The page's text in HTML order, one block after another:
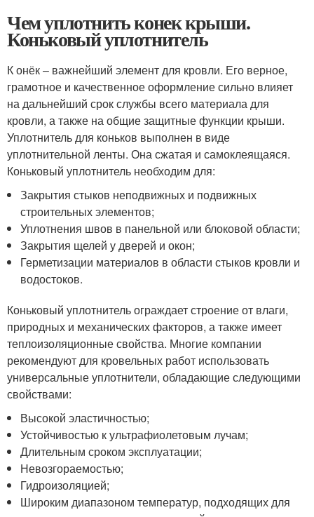
Чем уплотнить конек крыши.
Коньковый уплотнитель
К онёк – важнейший элемент для кровли. Его верное,
грамотное и качественное оформление сильно влияет
на дальнейший срок службы всего материала для
кровли, а также на общие защитные функции крыши.
Уплотнитель для коньков выполнен в виде
уплотнительной ленты. Она сжатая и самоклеящаяся.
Коньковый уплотнитель необходим для:
Закрытия стыков неподвижных и подвижных
строительных элементов;
Уплотнения швов в панельной или блоковой области;
Закрытия щелей у дверей и окон;
Герметизации материалов в области стыков кровли и
водостоков.
Коньковый уплотнитель ограждает строение от влаги,
природных и механических факторов, а также имеет
теплоизоляционные свойства. Многие компании
рекомендуют для кровельных работ использовать
универсальные уплотнители, обладающие следующими
свойствами:
Высокой эластичностью;
Устойчивостью к ультрафиолетовым лучам;
Длительным сроком эксплуатации;
Невозгораемостью;
Гидроизоляцией;
Широким диапазоном температур, подходящих для